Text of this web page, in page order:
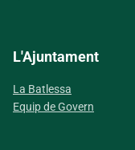
L'Ajuntament
La Batlessa
Equip de Govern